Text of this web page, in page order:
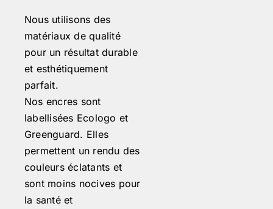
Nous utilisons des
matériaux de qualité
pour un résultat durable
et esthétiquement
parfait.
Nos encres sont
labellisées Ecologo et
Greenguard. Elles
permettent un rendu des
couleurs éclatants et
sont moins nocives pour
la santé et